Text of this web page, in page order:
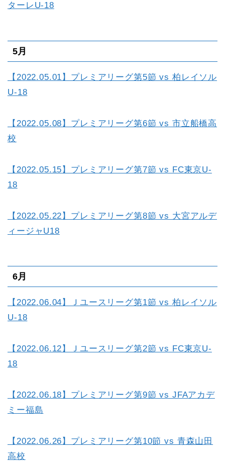
ターレU-18
5月
【2022.05.01】プレミアリーグ第5節 vs 柏レイソル
U-18
【2022.05.08】プレミアリーグ第6節 vs 市立船橋高
校
【2022.05.15】プレミアリーグ第7節 vs FC東京U-
18
【2022.05.22】プレミアリーグ第8節 vs 大宮アルデ
ィージャU18
6月
【2022.06.04】Ｊユースリーグ第1節 vs 柏レイソル
U-18
【2022.06.12】Ｊユースリーグ第2節 vs FC東京U-
18
【2022.06.18】プレミアリーグ第9節 vs JFAアカデ
ミー福島
【2022.06.26】プレミアリーグ第10節 vs 青森山田
高校